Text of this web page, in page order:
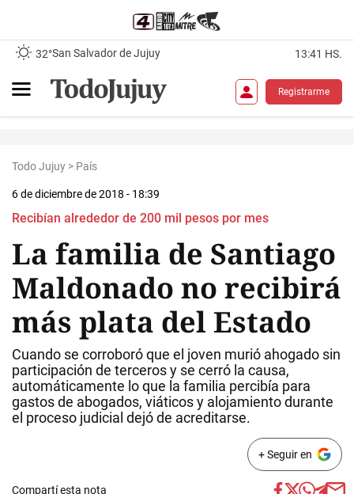
32°San Salvador de Jujuy 13:41 HS.
Registrarme
Todo Jujuy > País
6 de diciembre de 2018 - 18:39
Recibían alrededor de 200 mil pesos por mes
La familia de Santiago
Maldonado no recibirá
más plata del Estado
Cuando se corroboró que el joven murió ahogado sin
participación de terceros y se cerró la causa,
automáticamente lo que la familia percibía para
gastos de abogados, viáticos y alojamiento durante
el proceso judicial dejó de acreditarse.
+ Seguir en
Compartí esta nota